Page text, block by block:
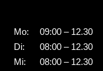
Mo:
Di:
Mi:
09:00 – 12.30
08:00 – 12.30
08:00 – 12.30